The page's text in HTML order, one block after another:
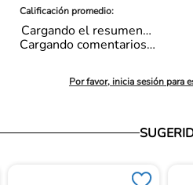
Cargando el resumen…
Por favor, inicia sesión para
Cargando comentarios…